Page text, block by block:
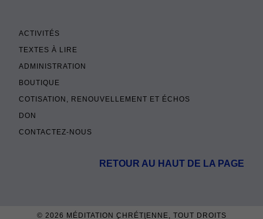
ACTIVITÉS
TEXTES À LIRE
ADMINISTRATION
BOUTIQUE
COTISATION, RENOUVELLEMENT ET ÉCHOS
DON
CONTACTEZ-NOUS
RETOUR AU HAUT DE LA PAGE
© 2026 MÉDITATION CHRÉTIENNE, TOUT DROITS